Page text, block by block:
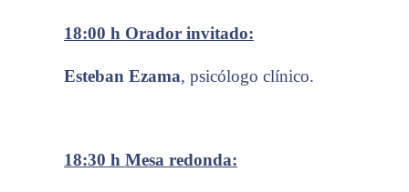
18:00 h Orador invitado:
Esteban Ezama, psicólogo clínico.
18:30 h Mesa redonda: